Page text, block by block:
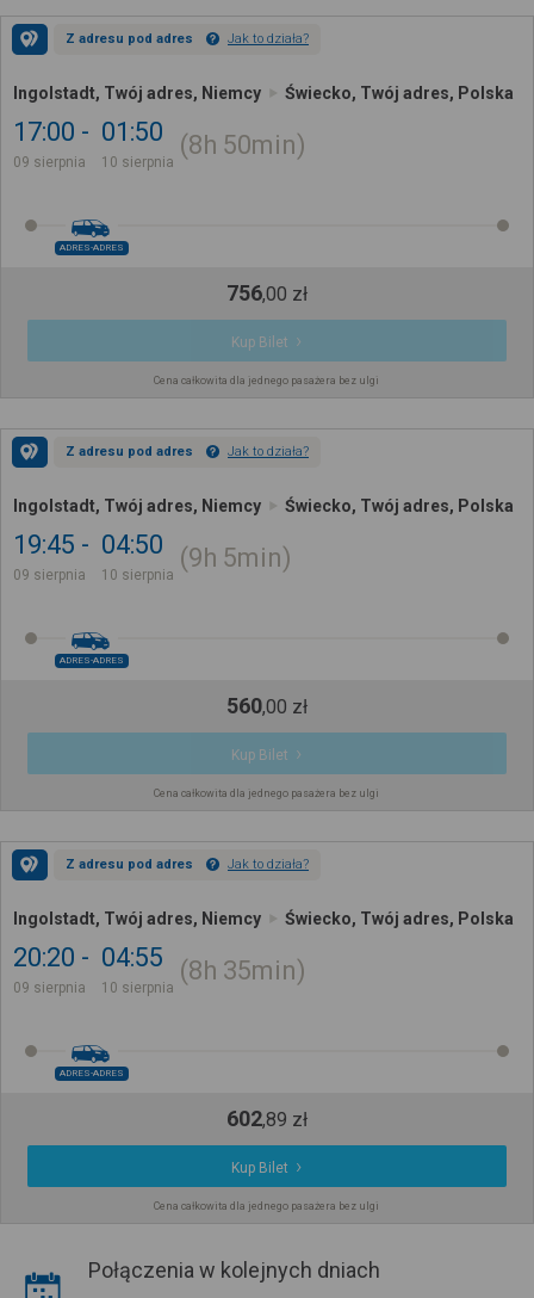
Z adresu pod adres Jak to działa?
Ingolstadt, Twój adres, Niemcy Świecko, Twój adres, Polska
17:00
09 sierpnia
01:50
10 sierpnia
8h 50min
ADRES-ADRES
756,00 zł
Kup Bilet
Cena całkowita dla jednego pasażera bez ulgi
Z adresu pod adres Jak to działa?
Ingolstadt, Twój adres, Niemcy Świecko, Twój adres, Polska
19:45
09 sierpnia
04:50
10 sierpnia
9h 5min
ADRES-ADRES
560,00 zł
Kup Bilet
Cena całkowita dla jednego pasażera bez ulgi
Z adresu pod adres Jak to działa?
Ingolstadt, Twój adres, Niemcy Świecko, Twój adres, Polska
20:20
09 sierpnia
04:55
10 sierpnia
8h 35min
ADRES-ADRES
602,89 zł
Kup Bilet
Cena całkowita dla jednego pasażera bez ulgi
Połączenia w kolejnych dniach